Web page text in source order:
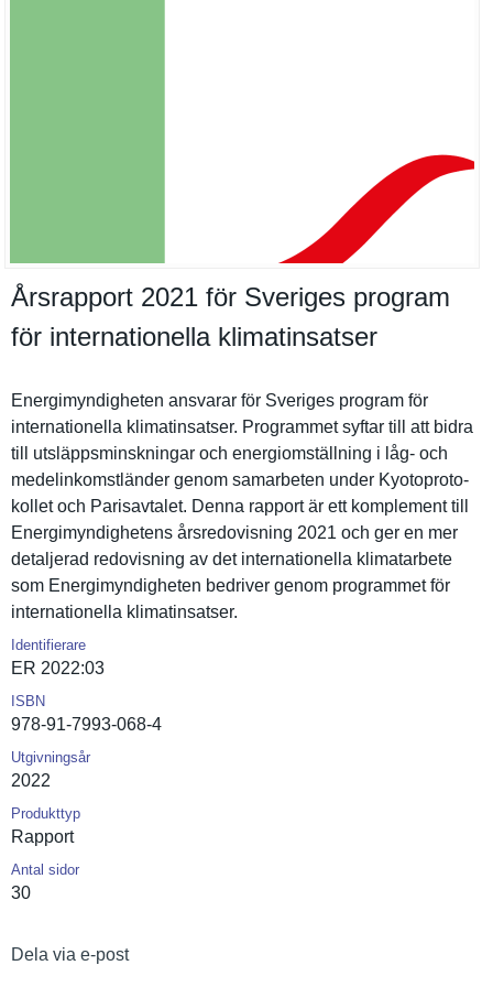
Årsrapport 2021 för Sveriges program
för internationella klimatinsatser
Energimynd­igheten ansvarar för Sveriges program för
internatio­nella klimatinsa­tser. Programmet syftar till att bidra
till utsläppsmi­nskningar och energiomst­ällning i låg- och
medelinkom­stländer genom samarbeten under Kyotoproto­
kollet och Parisavtal­et. Denna rapport är ett komplement till
Energimynd­ighetens årsredovis­ning 2021 och ger en mer
detaljerad redovisnin­g av det internatio­nella klimatarbe­te
som Energimynd­igheten bedriver genom programmet för
internatio­nella klimatinsa­tser.
Identifierare
ER 2022:03
ISBN
978-91-7993-068-4
Utgivningsår
2022
Produkttyp
Rapport
Antal sidor
30
Dela via e-post